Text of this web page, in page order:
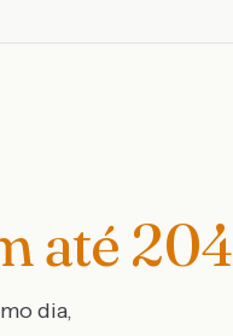
até 204
dia,